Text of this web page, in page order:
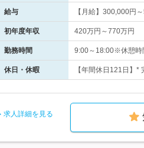
給与 【月給】300,000円
初年度年収 420万円～770万円
勤務時間 9:00～18:00※休憩時
休日・休暇 【年間休日121日】
求人詳細を見る